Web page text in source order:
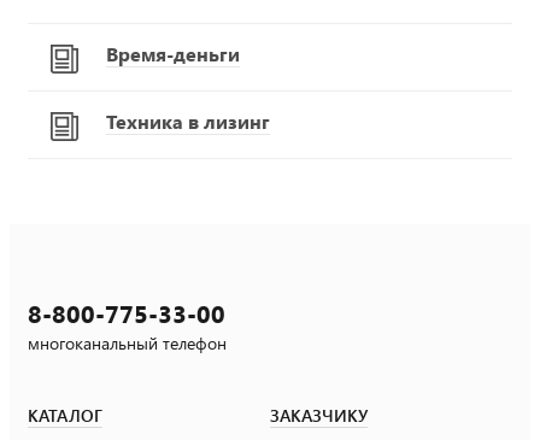
Время-деньги
Техника в лизинг
8-800-775-33-00
многоканальный телефон
КАТАЛОГ ЗАКАЗЧИКУ